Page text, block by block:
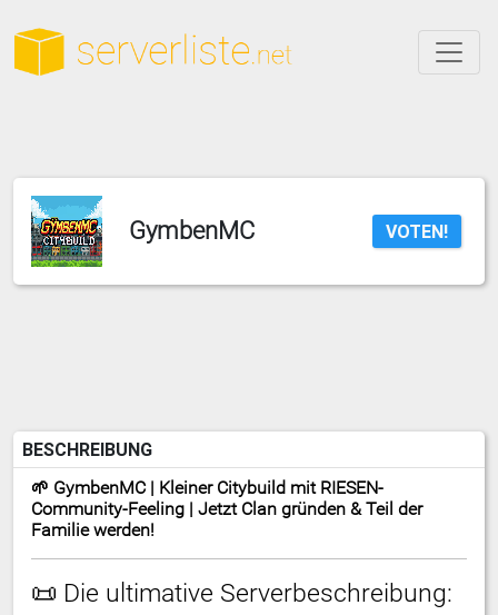
GymbenMC VOTEN!
BESCHREIBUNG
🌱 GymbenMC | Kleiner Citybuild mit RIESEN-
Community-Feeling | Jetzt Clan gründen & Teil der
Familie werden!
📜 Die ultimative Serverbeschreibung: